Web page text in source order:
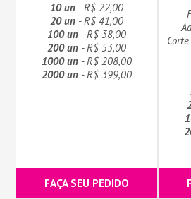
10 un - R$ 22,00
20 un - R$ 41,00
100 un - R$ 38,00
200 un - R$ 53,00
1000 un - R$ 208,00
2000 un - R$ 399,00
FAÇA SEU PEDIDO